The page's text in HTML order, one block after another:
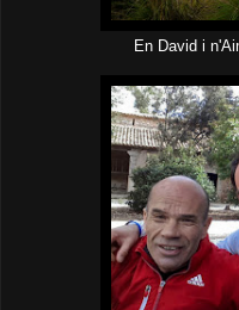
En David i